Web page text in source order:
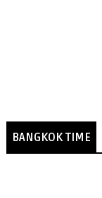
BANGKOK TIME